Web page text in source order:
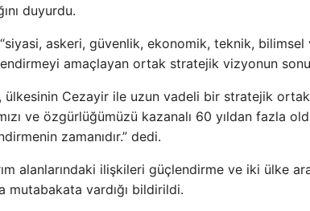
duyurdu.
askeri, güvenlik, ekonomik, teknik,
amaçlayan ortak stratejik vizyonun
ülkesinin Cezayir ile uzun vadeli bir stratejik
ve özgürlüğümüzü kazanalı 60 yıldan fazla
zamanıdır.” dedi.
alanlarındaki ilişkileri güçlendirme ve iki ülke
mutabakata vardığı bildirildi.